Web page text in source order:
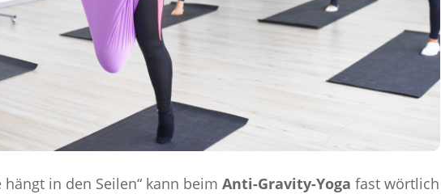
hängt in den Seilen“ kann beimAnti-Gravity-Yoga fast wörtlich